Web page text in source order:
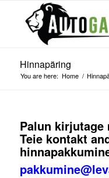
Hinnapäring
You are here: Home /
Palun
Teie kontakt